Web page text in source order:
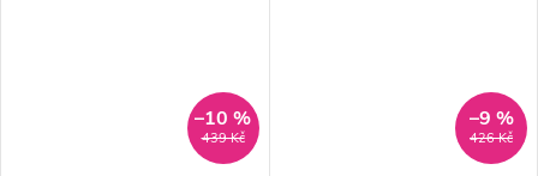
439 Kč
–10 %
426 Kč
–9 %